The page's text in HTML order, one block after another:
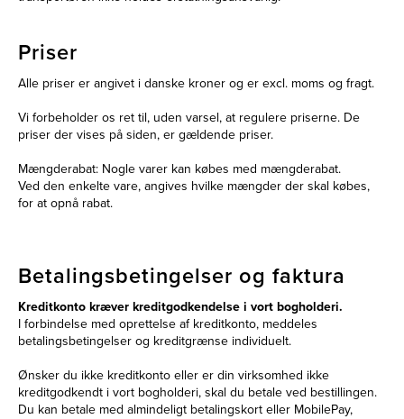
Priser
Alle priser er angivet i danske kroner og er excl. moms og fragt.
Vi forbeholder os ret til, uden varsel, at regulere priserne. De
priser der vises på siden, er gældende priser.
Mængderabat: Nogle varer kan købes med mængderabat.
Ved den enkelte vare, angives hvilke mængder der skal købes,
for at opnå rabat.
Betalingsbetingelser og faktura
Kreditkonto kræver kreditgodkendelse i vort bogholderi.
I forbindelse med oprettelse af kreditkonto, meddeles
betalingsbetingelser og kreditgrænse individuelt.
Ønsker du ikke kreditkonto eller er din virksomhed ikke
kreditgodkendt i vort bogholderi, skal du betale ved bestillingen.
Du kan betale med almindeligt betalingskort eller MobilePay,